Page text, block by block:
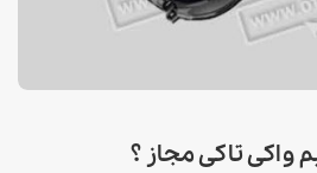
واکی تاکی مجاز ؟